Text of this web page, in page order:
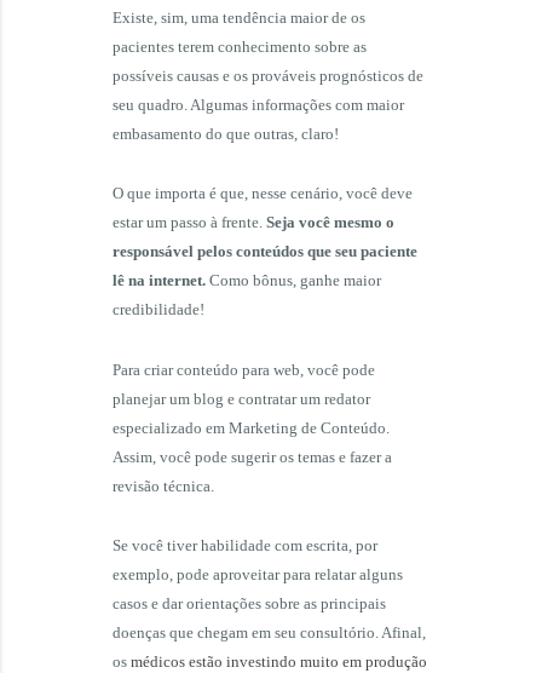
Existe, sim, uma tendência maior de os
pacientes terem conhecimento sobre as
possíveis causas e os prováveis prognósticos de
seu quadro. Algumas informações com maior
embasamento do que outras, claro!
O que importa é que, nesse cenário, você deve
estar um passo à frente. Seja você mesmo o
responsável pelos conteúdos que seu paciente
lê na internet.Como bônus, ganhe maior
credibilidade!
Para criar conteúdo para web, você pode
planejar um blog e contratar um redator
especializado em Marketing de Conteúdo.
Assim, você pode sugerir os temas e fazer a
revisão técnica.
Se você tiver habilidade com escrita, por
exemplo, pode aproveitar para relatar alguns
casos e dar orientações sobre as principais
doenças que chegam em seu consultório. Afinal,
os médicos estão investindo muito em produção